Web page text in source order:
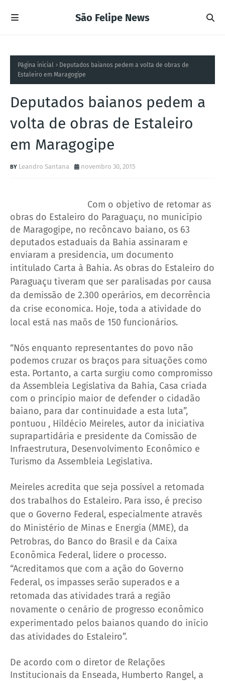
São Felipe News
Página inicial
Deputados baianos pedem a volta de obras de
Estaleiro em Maragogipe
Deputados baianos pedem a
volta de obras de Estaleiro
em Maragogipe
Leandro Santana novembro 30, 2015
Com o objetivo de retomar as
obras do Estaleiro do Paraguaçu, no município
de Maragogipe, no recôncavo baiano, os 63
deputados estaduais da Bahia assinaram e
enviaram a presidencia, um documento
intitulado Carta à Bahia. As obras do Estaleiro do
Paraguaçu tiveram que ser paralisadas por causa
da demissão de 2.300 operários, em decorrência
da crise economica. Hoje, toda a atividade do
local está nas maõs de 150 funcionários.
“Nós enquanto representantes do povo não
podemos cruzar os braços para situações como
esta. Portanto, a carta surgiu como compromisso
da Assembleia Legislativa da Bahia, Casa criada
com o princípio maior de defender o cidadão
baiano, para dar continuidade a esta luta”,
pontuou , Hildécio Meireles, autor da iniciativa
suprapartidária e presidente da Comissão de
Infraestrutura, Desenvolvimento Econômico e
Turismo da Assembleia Legislativa.
Meireles acredita que seja possível a retomada
dos trabalhos do Estaleiro. Para isso, é preciso
que o Governo Federal, especialmente através
do Ministério de Minas e Energia (MME), da
Petrobras, do Banco do Brasil e da Caixa
Econômica Federal, lidere o processo.
“Acreditamos que com a ação do Governo
Federal, os impasses serão superados e a
retomada das atividades trará a região
novamente o cenário de progresso econômico
experimentado pelos baianos quando do início
das atividades do Estaleiro”.
De acordo com o diretor de Relações
Institucionais da Enseada, Humberto Rangel, a